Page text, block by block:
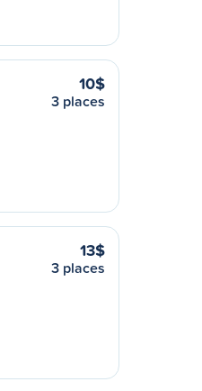
10$
3 places
13$
3 places